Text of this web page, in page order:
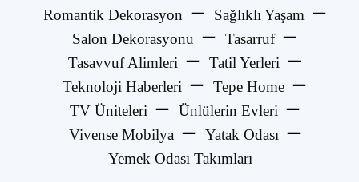
Romantik Dekorasyon
Sağlıklı Yaşam
Salon Dekorasyonu
Tasarruf
Tasavvuf Alimleri
Tatil Yerleri
Teknoloji Haberleri
Tepe Home
TV Üniteleri
Ünlülerin Evleri
Vivense Mobilya
Yatak Odası
Yemek Odası Takımları